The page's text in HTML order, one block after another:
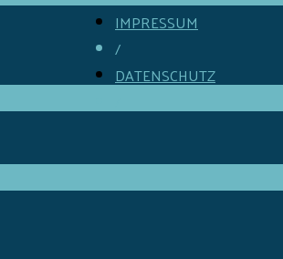
IMPRESSUM
/
DATENSCHUTZ